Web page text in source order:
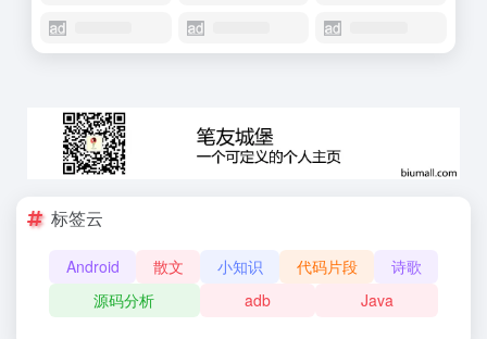
标签云
Android 散文 小知识 代码片段
诗歌
源码分析
adb Java